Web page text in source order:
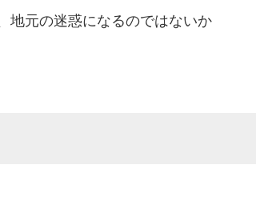
地元の迷惑になるのではないか